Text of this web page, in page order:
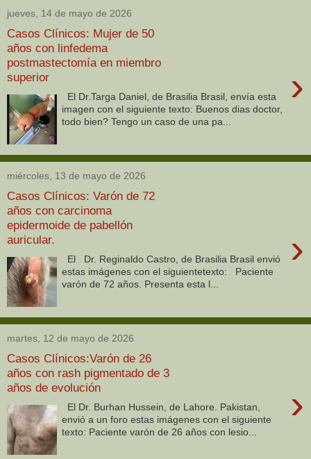
jueves, 14 de mayo de 2026
Casos Clínicos: Mujer de 50
años con linfedema
postmastectomía en miembro
superior
›
El Dr.Targa Daniel, de Brasilia Brasil, envía esta
imagen con el siguiente texto: Buenos dias doctor,
todo bien? Tengo un caso de una pa...
miércoles, 13 de mayo de 2026
Casos Clínicos: Varón de 72
años con carcinoma
epidermoide de pabellón
auricular.
›
El Dr. Reginaldo Castro, de Brasilia Brasil envió
estas imágenes con el siguientetexto: Paciente
varón de 72 años. Presenta esta l...
martes, 12 de mayo de 2026
Casos Clínicos:Varón de 26
años con rash pigmentado de 3
años de evolución
›
El Dr. Burhan Hussein, de Lahore. Pakistan,
envió a un foro estas imágenes con el siguiente
texto: Paciente varón de 26 años con lesio...